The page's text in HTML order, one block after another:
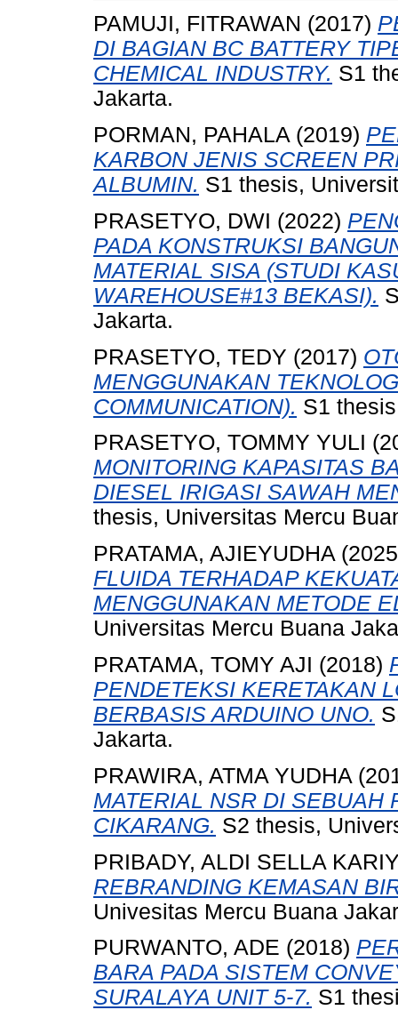
PAMUJI, FITRAWAN (2017)
DI BAGIAN BC BATTERY
CHEMICAL INDUSTRY. S1
Jakarta.
PORMAN, PAHALA (2019)
KARBON JENIS SCREEN
ALBUMIN. S1 thesis,
PRASETYO, DWI (2022)
PADA KONSTRUKSI
MATERIAL SISA (STUDI
WAREHOUSE#13 BEKASI).
Jakarta.
PRASETYO, TEDY (2017)
MENGGUNAKAN
COMMUNICATION). S1
PRASETYO, TOMMY YULI
MONITORING KAPASITAS
DIESEL IRIGASI SAWAH
thesis, Universitas Mercu
PRATAMA, AJIEYUDHA
FLUIDA TERHADAP
MENGGUNAKAN METODE
Universitas Mercu Buana
PRATAMA, TOMY AJI (2018)
PENDETEKSI KERETAKAN
BERBASIS ARDUINO UNO.
Jakarta.
PRAWIRA, ATMA YUDHA
MATERIAL NSR DI SEBUAH
CIKARANG. S2 thesis,
PRIBADY, ALDI SELLA
REBRANDING KEMASAN
Univesitas Mercu Buana
PURWANTO, ADE (2018)
BARA PADA SISTEM
SURALAYA UNIT 5-7. S1